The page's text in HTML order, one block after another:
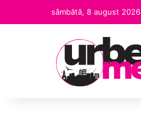
sâmbătă, 8 august 2026